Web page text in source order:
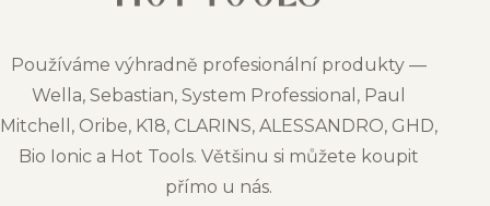
Používáme výhradně profesionální produkty —
Wella, Sebastian, System Professional, Paul
Mitchell, Oribe, K18, CLARINS, ALESSANDRO, GHD,
Bio Ionic a Hot Tools. Většinu si můžete koupit
přímo u nás.